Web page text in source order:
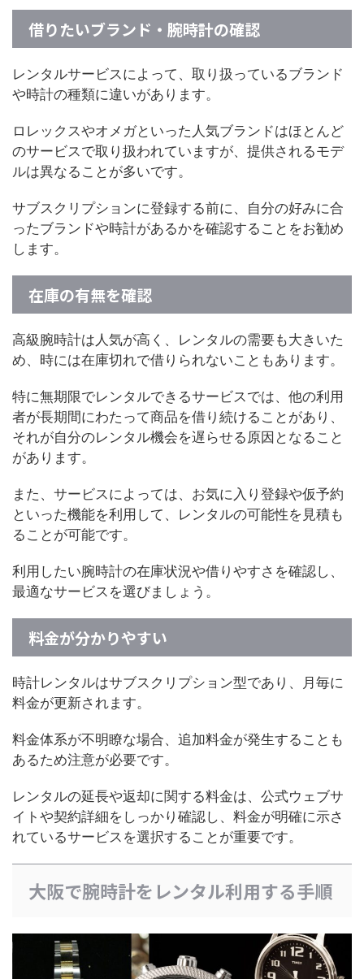
借りたいブランド・腕時計の確認
レンタルサービスによって、取り扱っているブランド
や時計の種類に違いがあります。
ロレックスやオメガといった人気ブランドはほとんど
のサービスで取り扱われていますが、提供されるモデ
ルは異なることが多いです。
サブスクリプションに登録する前に、自分の好みに合
ったブランドや時計があるかを確認することをお勧め
します。
在庫の有無を確認
高級腕時計は人気が高く、レンタルの需要も大きいた
め、時には在庫切れで借りられないこともあります。
特に無期限でレンタルできるサービスでは、他の利用
者が長期間にわたって商品を借り続けることがあり、
それが自分のレンタル機会を遅らせる原因となること
があります。
また、サービスによっては、お気に入り登録や仮予約
といった機能を利用して、レンタルの可能性を見積も
ることが可能です。
利用したい腕時計の在庫状況や借りやすさを確認し、
最適なサービスを選びましょう。
料金が分かりやすい
時計レンタルはサブスクリプション型であり、月毎に
料金が更新されます。
料金体系が不明瞭な場合、追加料金が発生することも
あるため注意が必要です。
レンタルの延長や返却に関する料金は、公式ウェブサ
イトや契約詳細をしっかり確認し、料金が明確に示さ
れているサービスを選択することが重要です。
大阪で腕時計をレンタル利用する手順